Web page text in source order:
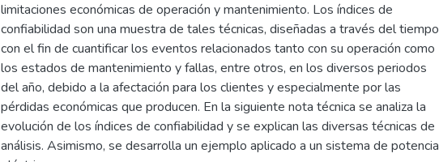
limitaciones económicas de operación y mantenimiento. Los índices de
confiabilidad son una muestra de tales técnicas, diseñadas a través del tiempo
con el fin de cuantificar los eventos relacionados tanto con su operación como
los estados de mantenimiento y fallas, entre otros, en los diversos periodos
del año, debido a la afectación para los clientes y especialmente por las
pérdidas económicas que producen. En la siguiente nota técnica se analiza la
evolución de los índices de confiabilidad y se explican las diversas técnicas de
análisis. Asimismo, se desarrolla un ejemplo aplicado a un sistema de potencia